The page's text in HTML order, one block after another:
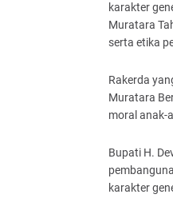
karakter
Muratara
serta etika
Rakerda
Muratara
moral anak-
Bupati H.
karakter